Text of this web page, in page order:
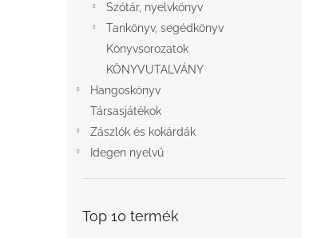
Szótár, nyelvkönyv
Tankönyv, segédkönyv
Könyvsorozatok
KÖNYVUTALVÁNY
Hangoskönyv
Társasjátékok
Zászlók és kokárdák
Idegen nyelvű
Top 10 termék